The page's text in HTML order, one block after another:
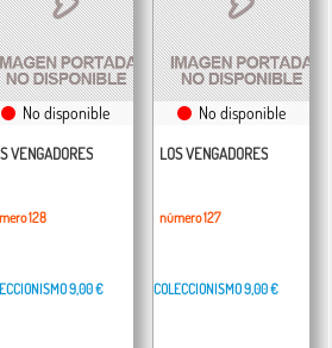
No disponible
VENGADORES
128
9,00 €
No disponible
LOS VENGADORES
número 127
COLECCIONISMO9,00 €